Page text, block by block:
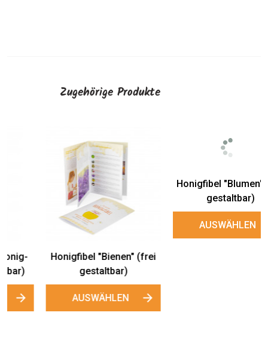
Zugehörige Produkte
Honigfibel "Blumen" (frei
gestaltbar)
AUSWÄHLEN
Wandbefestigungs-Set